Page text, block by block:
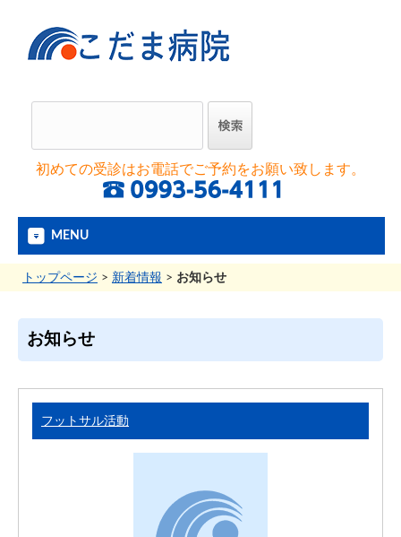
初めての受診はお電話でご予約をお願い致します。
MENU
トップページ > 新着情報 > お知らせ
お知らせ
フットサル活動